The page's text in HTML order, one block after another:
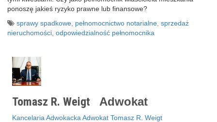
ponoszę jakieś ryzyko prawne lub finansowe?
sprawy spadkowe pełnomocnictwo notarialne sprzedaż
nieruchomości odpowiedzialność pełnomocnika
Tomasz R. Weigt Adwokat
Kancelaria Adwokacka Adwokat Tomasz R. Weigt